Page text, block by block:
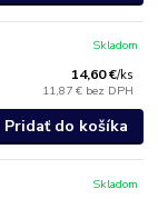
14,60 €/ks
11,87 € bez DPH
Skladom
Pridať do košíka
Skladom